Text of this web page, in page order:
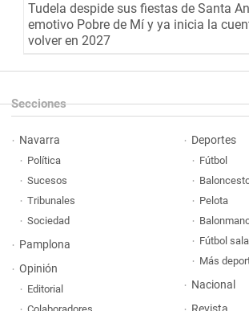
Tudela despide sus fiestas de Santa
emotivo Pobre de Mí y ya inicia la
volver en 2027
Secciones
Navarra
Política
Sucesos
Tribunales
Sociedad
Pamplona
Opinión
Editorial
Deportes
Fútbol
Pelota
Fútbol sala
Más
Nacional